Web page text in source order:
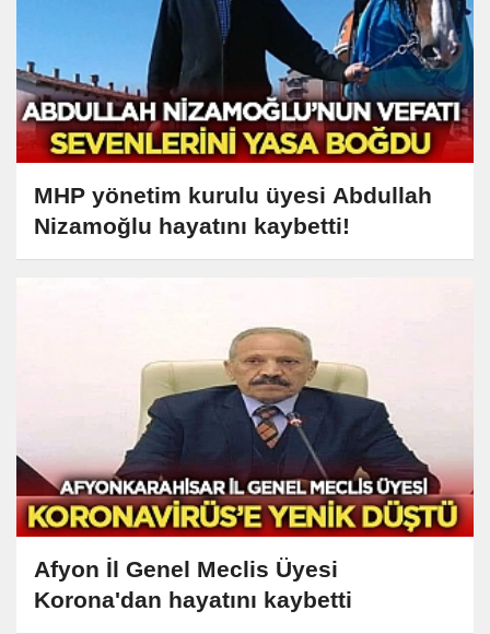
MHP yönetim kurulu üyesi Abdullah
Nizamoğlu hayatını kaybetti!
Afyon İl Genel Meclis Üyesi
Korona'dan hayatını kaybetti